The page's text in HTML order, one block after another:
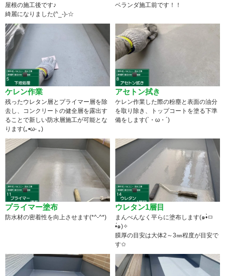
屋根の施工後です♪
綺麗になりました(^_-)-☆
ベランダ施工前です！！
ケレン作業
残ったウレタン層とプライマー層を除
去し、コンクリートの健全層を露出す
ることで新しい防水層施工が可能とな
ります(｡•ω- ｡)
アセトン拭き
ケレン作業した際の粉塵と表面の油分
を取り除き、トップコートを塗る下準
備をします(`・ω・´)
プライマー塗布
防水材の密着性を向上させます(*^-^*)
ウレタン1層目
まんべんなく平らに塗布します(๑•̀ㅁ
•́๑)✧
膜厚の目安は大体2～3㎜程度が目安で
す✩